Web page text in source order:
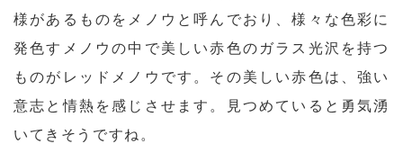
様があるものをメノウと呼んでおり、様々な色彩に
発色すメノウの中で美しい赤色のガラス光沢を持つ
ものがレッドメノウです。その美しい赤色は、強い
意志と情熱を感じさせます。見つめていると勇気湧
いてきそうですね。